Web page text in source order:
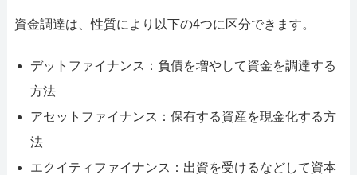
資金調達は、性質により以下の4つに区分できます。
デットファイナンス：負債を増やして資金を調達する
方法
アセットファイナンス：保有する資産を現金化する方
法
エクイティファイナンス：出資を受けるなどして資本